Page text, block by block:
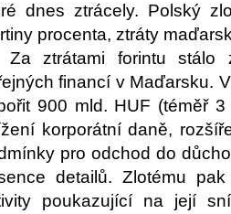
dnes ztrácely. Polský
procenta, ztráty
Za ztrátami forintu stálo
financí v Maďarsku.
900 mld. HUF (téměř
korporátní daně,
pro odchod do
detailů. Zlotému
poukazující na její